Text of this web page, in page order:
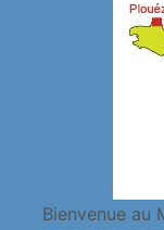
Bienvenue au